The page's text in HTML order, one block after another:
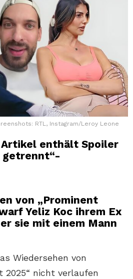
RTL, Instagram/Leroy Leone
enthält Spoiler
getrennt“-
von „Prominent
Yeliz Koc ihrem Ex
sie mit einem Mann
Wiedersehen von
2025“ nicht verlaufen